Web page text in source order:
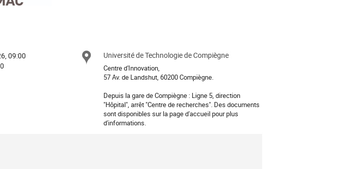
09:00
Site
Université de Technologie de Compiègne
Centre d'Innovation,
57 Av. de Landshut, 60200 Compiègne.
Depuis la gare de Compiègne : Ligne 5, direction
"Hôpital", arrêt "Centre de recherches". Des documents
sont disponibles sur la page d'accueil pour plus
d'informations.